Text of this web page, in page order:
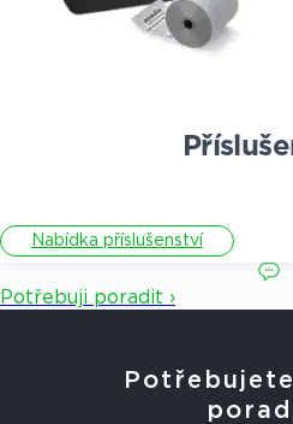
Nabídka příslušenství
Potřebuji poradit ›